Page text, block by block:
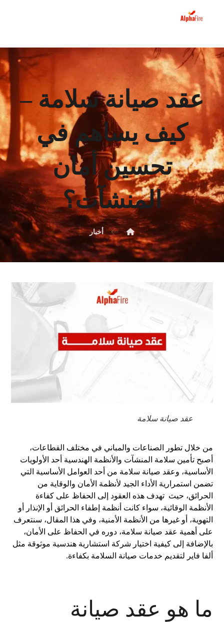
عقد صيانة سلامة –
كيف يساهم في
تحسين أمان
المنشآت؟
أخبار
عقد صيانة سلامة
من خلال تطور الصناعات والمباني في مختلف القطاعات،
أصبح تأمين سلامة المنشآت والأنظمة الهندسية أحد الأولويات
الأساسية، وعقد صيانة سلامة من أحد العوامل الأساسية التي
تضمن استمرارية الأداء الجيد لأنظمة الأمان والوقاية من
الحرائق، حيث تهدف هذه العقود إلى الحفاظ على كفاءة
الأنظمة الوقائية، سواء كانت أنظمة إطفاء الحرائق أو الإنذار أو
التهوية، أو غيرها من الأنظمة الأمنية، وفي هذا المقال، سنتعرف
على أهمية عقد صيانة سلامة، دوره في الحفاظ على الأمان،
بالإضافة إلى كيفية اختيار شركة استشارية هندسية موثوقة مثل
ألفا فاير لتقديم خدمات صيانة السلامة بكفاءة.
ما هو عقد صيانة